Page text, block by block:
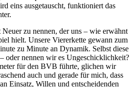
eins ausgetauscht, funktioniert das
zu nennen, der uns – wie erwähnt
hielt. Unsere Viererkette gewann zum
zu Minute an Dynamik. Selbst diese
oder nennen wir es Ungeschicklichkeit?
für den BVB führte, glichen wir
auch und gerade für mich, dass
Einsatz, Willen und entscheidenden